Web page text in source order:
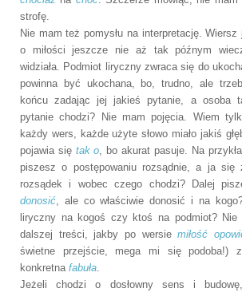
strofę.
Nie mam też pomysłu na interpretację.
o miłości jeszcze nie aż tak późnym
widziała. Podmiot liryczny zwraca się do
powinna być ukochana, bo, trudno, ale
końcu zadając jej jakieś pytanie, a osoba
pytanie chodzi? Nie mam pojęcia. Wiem
każdy wers, każde użyte słowo miało jakiś
pojawia się tak o, bo akurat pasuje. Na
piszesz o postępowaniu rozsądnie, a ja się
rozsądek i wobec czego chodzi? Dalej
donosić, ale co właściwie donosić i na
liryczny na kogoś czy ktoś na podmiot? Nie
dalszej treści, jakby po wersiemiłość
świetne przejście, mega mi się podoba!)
konkretna fabuła.
Jeżeli chodzi o dosłowny sens i